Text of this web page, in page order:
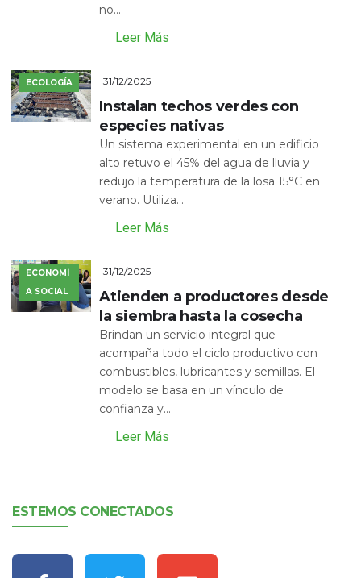
no...
Leer Más
ECOLOGÍA 31/12/2025
Instalan techos verdes con
especies nativas
Un sistema experimental en un edificio
alto retuvo el 45% del agua de lluvia y
redujo la temperatura de la losa 15°C en
verano. Utiliza...
Leer Más
ECONOMÍ
A SOCIAL
31/12/2025
Atienden a productores desde
la siembra hasta la cosecha
Brindan un servicio integral que
acompaña todo el ciclo productivo con
combustibles, lubricantes y semillas. El
modelo se basa en un vínculo de
confianza y...
Leer Más
ESTEMOS CONECTADOS